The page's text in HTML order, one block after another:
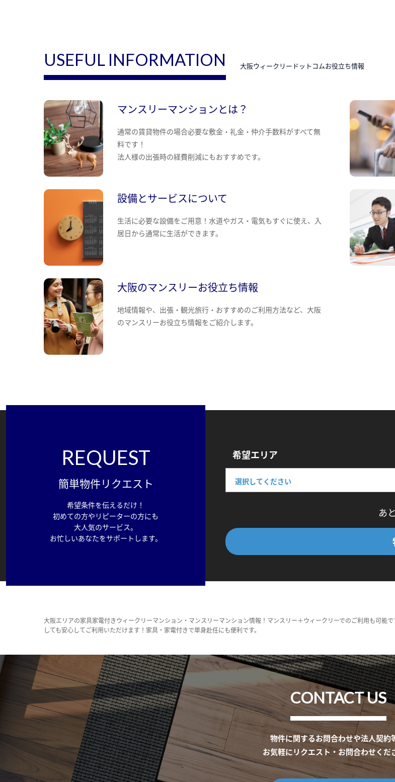
USEFUL INFORMATION 大阪ウィークリードットコムお役立ち情報
マンスリーマンションとは？
通常の賃貸物件の場合必要な敷金・礼金・仲介手数料がすべて無
料です！
法人様の出張時の経費削減にもおすすめです。
設備とサービスについて
生活に必要な設備をご用意！水道やガス・電気もすぐに使え、入
居日から通常に生活ができます。
大阪のマンスリーお役立ち情報
地域情報や、出張・観光旅行・おすすめのご利用方法など、大阪
のマンスリーお役立ち情報をご紹介します。
REQUEST
簡単物件リクエスト
希望条件を伝えるだけ！
初めての方やリピーターの方にも
大人気のサービス。
お忙しいあなたをサポートします。
希望エリア
あ
大阪エリアの家具家電付きウィークリーマンション・マンスリーマンション情報！マンスリー＋ウィークリーでのご利用も可能
しても安心してご利用いただけます！家具・家電付きで単身赴任にも便利です。
CONTACT US
物件に関するお問合わせや法人契約
お気軽にリクエスト・お問合わせくだ